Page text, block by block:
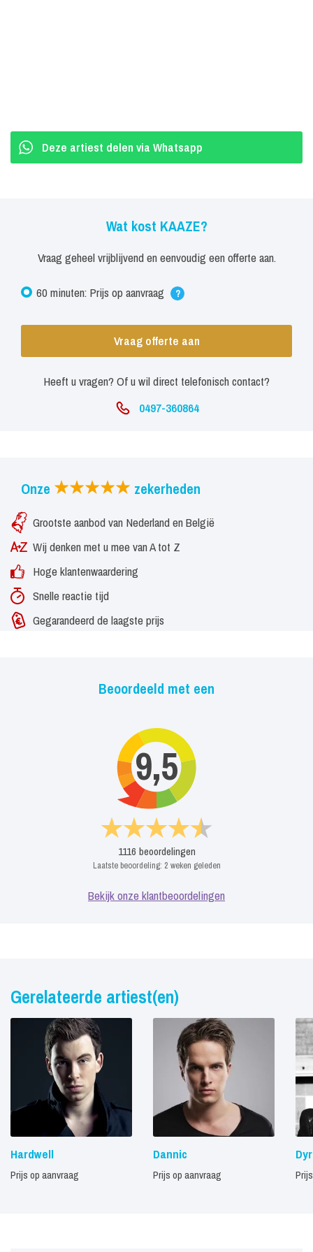
Deze artiest delen via Whatsapp
Wat kost KAAZE?
Vraag geheel vrijblijvend en eenvoudig een offerte aan.
60 minuten: Prijs op aanvraag ?
Vraag offerte aan
Heeft u vragen? Of u wil direct telefonisch contact?
0497-360864
Onze zekerheden
Grootste aanbod van Nederland en België
Wij denken met u mee van A tot Z
Hoge klantenwaardering
Snelle reactie tijd
Gegarandeerd de laagste prijs
Beoordeeld met een
9,5
1116 beoordelingen
Laatste beoordeling: 2 weken geleden
Bekijk onze klantbeoordelingen
Gerelateerde artiest(en)
Hardwell
Prijs op aanvraag
Dannic
Prijs op aanvraag